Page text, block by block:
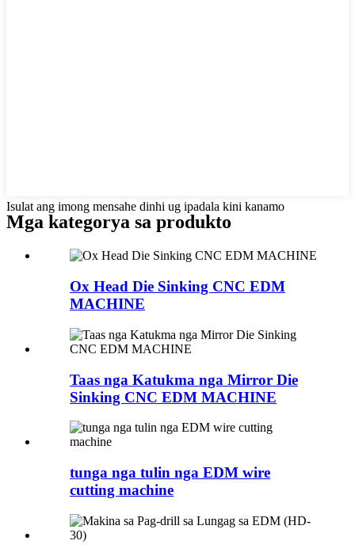
Isulat ang imong mensahe dinhi ug ipadala kini kanamo
Mga kategorya sa produkto
Ox Head Die Sinking CNC EDM
MACHINE
Taas nga Katukma nga Mirror Die
Sinking CNC EDM MACHINE
tunga nga tulin nga EDM wire
cutting machine